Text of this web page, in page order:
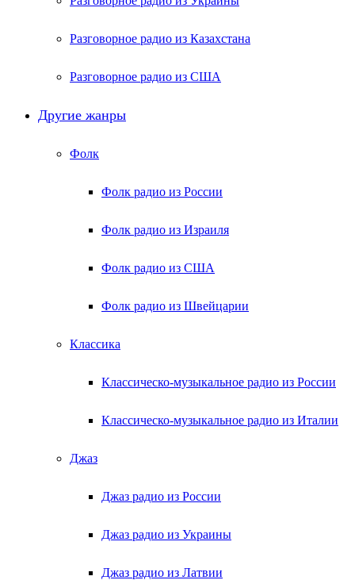
Разговорное радио из Казахстана
Разговорное радио из США
Другие жанры
Фолк
Фолк радио из России
Фолк радио из Израиля
Фолк радио из США
Фолк радио из Швейцарии
Классика
Классическо-музыкальное радио из России
Классическо-музыкальное радио из Италии
Джаз
Джаз радио из России
Джаз радио из Украины
Джаз радио из Латвии